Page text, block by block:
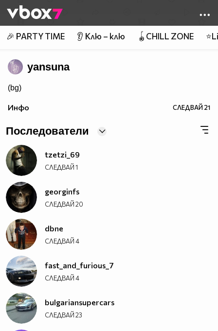
👾
🎉 PARTY TIME 👂 Клю – клю 🪀CHILL ZONE
yansuna
(bg)
Инфо СЛЕДВАЙ21
Последователи
tzetzi_69
СЛЕДВАЙ1
georginfs
СЛЕДВАЙ20
dbne
СЛЕДВАЙ4
fast_and_furious_7
СЛЕДВАЙ4
bulgariansupercars
СЛЕДВАЙ23